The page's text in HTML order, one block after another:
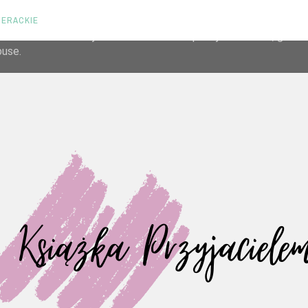
its services and to analyze traffic. Your IP address and